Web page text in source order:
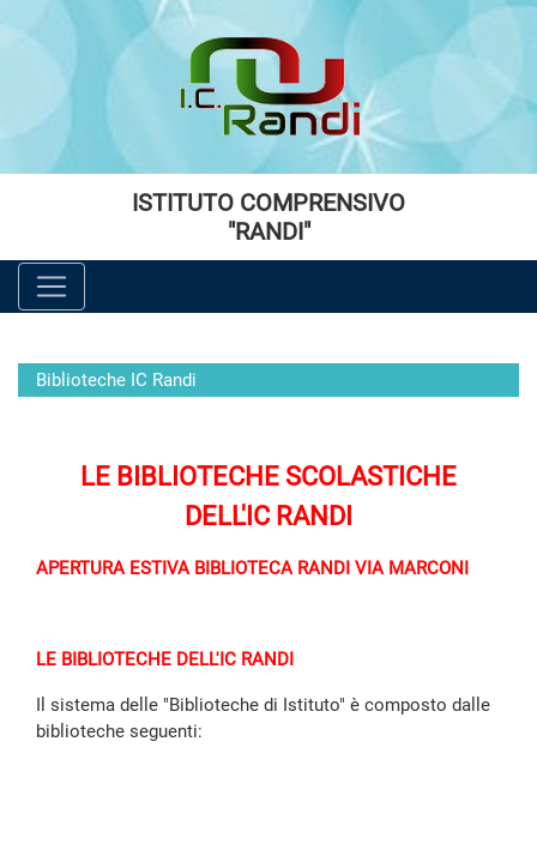
Vai al menù principale
Vai al menù secondario
ISTITUTO COMPRENSIVO
"RANDI"
Biblioteche IC Randi
LE BIBLIOTECHE SCOLASTICHE
DELL'IC RANDI
APERTURA ESTIVA BIBLIOTECA RANDI VIA MARCONI
LE BIBLIOTECHE DELL'IC RANDI
Il sistema delle "Biblioteche di Istituto" è composto dalle
biblioteche seguenti: